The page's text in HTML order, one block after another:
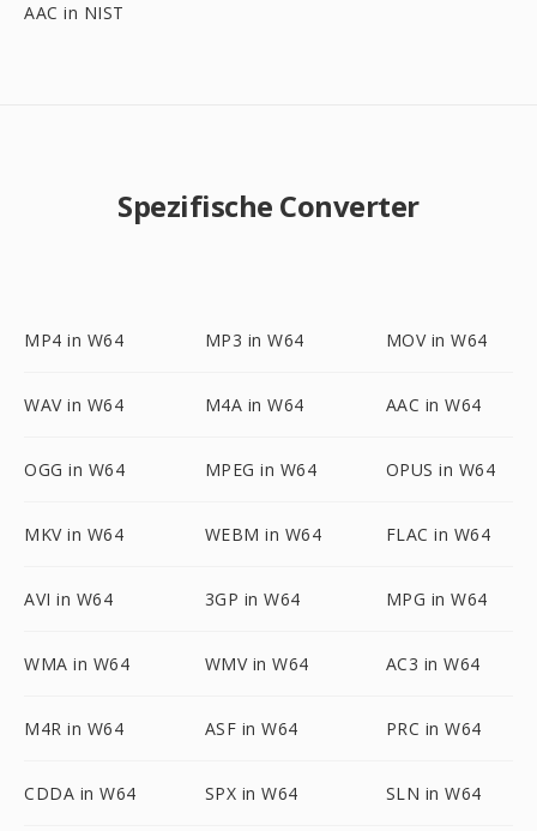
AAC in NIST
Spezifische Converter
MP4 in W64 MP3 in W64 MOV in W64
WAV in W64 M4A in W64 AAC in W64
OGG in W64 MPEG in W64 OPUS in W64
MKV in W64 WEBM in W64 FLAC in W64
AVI in W64 3GP in W64 MPG in W64
WMA in W64 WMV in W64 AC3 in W64
M4R in W64 ASF in W64 PRC in W64
CDDA in W64 SPX in W64 SLN in W64